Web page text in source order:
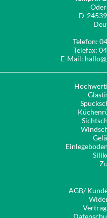
D-
Telefon:
Telefax:
E-Mail:
AGB/